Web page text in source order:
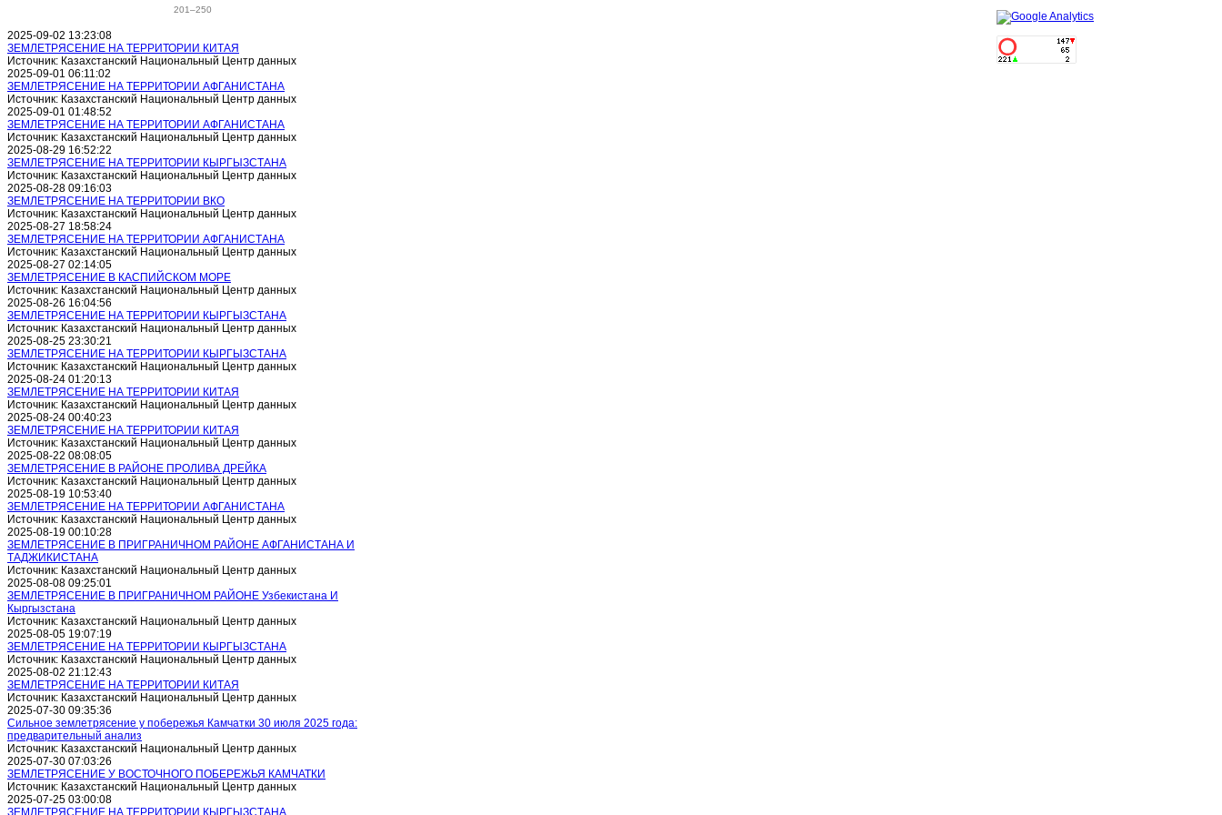
201–250
2025-09-02 13:23:08
ЗЕМЛЕТРЯСЕНИЕ НА ТЕРРИТОРИИ КИТАЯ
Источник: Казахстанский Национальный Центр данных
2025-09-01 06:11:02
ЗЕМЛЕТРЯСЕНИЕ НА ТЕРРИТОРИИ АФГАНИСТАНА
Источник: Казахстанский Национальный Центр данных
2025-09-01 01:48:52
ЗЕМЛЕТРЯСЕНИЕ НА ТЕРРИТОРИИ АФГАНИСТАНА
Источник: Казахстанский Национальный Центр данных
2025-08-29 16:52:22
ЗЕМЛЕТРЯСЕНИЕ НА ТЕРРИТОРИИ КЫРГЫЗСТАНА
Источник: Казахстанский Национальный Центр данных
2025-08-28 09:16:03
ЗЕМЛЕТРЯСЕНИЕ НА ТЕРРИТОРИИ ВКО
Источник: Казахстанский Национальный Центр данных
2025-08-27 18:58:24
ЗЕМЛЕТРЯСЕНИЕ НА ТЕРРИТОРИИ АФГАНИСТАНА
Источник: Казахстанский Национальный Центр данных
2025-08-27 02:14:05
ЗЕМЛЕТРЯСЕНИЕ В КАСПИЙСКОМ МОРЕ
Источник: Казахстанский Национальный Центр данных
2025-08-26 16:04:56
ЗЕМЛЕТРЯСЕНИЕ НА ТЕРРИТОРИИ КЫРГЫЗСТАНА
Источник: Казахстанский Национальный Центр данных
2025-08-25 23:30:21
ЗЕМЛЕТРЯСЕНИЕ НА ТЕРРИТОРИИ КЫРГЫЗСТАНА
Источник: Казахстанский Национальный Центр данных
2025-08-24 01:20:13
ЗЕМЛЕТРЯСЕНИЕ НА ТЕРРИТОРИИ КИТАЯ
Источник: Казахстанский Национальный Центр данных
2025-08-24 00:40:23
ЗЕМЛЕТРЯСЕНИЕ НА ТЕРРИТОРИИ КИТАЯ
Источник: Казахстанский Национальный Центр данных
2025-08-22 08:08:05
ЗЕМЛЕТРЯСЕНИЕ В РАЙОНЕ ПРОЛИВА ДРЕЙКА
Источник: Казахстанский Национальный Центр данных
2025-08-19 10:53:40
ЗЕМЛЕТРЯСЕНИЕ НА ТЕРРИТОРИИ АФГАНИСТАНА
Источник: Казахстанский Национальный Центр данных
2025-08-19 00:10:28
ЗЕМЛЕТРЯСЕНИЕ В ПРИГРАНИЧНОМ РАЙОНЕ АФГАНИСТАНА И
ТАДЖИКИСТАНА
Источник: Казахстанский Национальный Центр данных
2025-08-08 09:25:01
ЗЕМЛЕТРЯСЕНИЕ В ПРИГРАНИЧНОМ РАЙОНЕ Узбекистана И
Кыргызстана
Источник: Казахстанский Национальный Центр данных
2025-08-05 19:07:19
ЗЕМЛЕТРЯСЕНИЕ НА ТЕРРИТОРИИ КЫРГЫЗСТАНА
Источник: Казахстанский Национальный Центр данных
2025-08-02 21:12:43
ЗЕМЛЕТРЯСЕНИЕ НА ТЕРРИТОРИИ КИТАЯ
Источник: Казахстанский Национальный Центр данных
2025-07-30 09:35:36
Сильное землетрясение у побережья Камчатки 30 июля 2025 года:
предварительный анализ
Источник: Казахстанский Национальный Центр данных
2025-07-30 07:03:26
ЗЕМЛЕТРЯСЕНИЕ У ВОСТОЧНОГО ПОБЕРЕЖЬЯ КАМЧАТКИ
Источник: Казахстанский Национальный Центр данных
2025-07-25 03:00:08
ЗЕМЛЕТРЯСЕНИЕ НА ТЕРРИТОРИИ КЫРГЫЗСТАНА